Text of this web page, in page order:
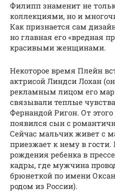
Филипп знаменит не
коллекциями, но и
Как признается сам
но главная его «вредная
красивыми женщинами.
Некоторое время Плейн
актрисой Линдси Лохан
рекламным лицом его
связывали теплые
Фернандой Ригон. От
появился сын с
Сейчас мальчик живет с
приезжает к нему в гости.
рождения ребенка в
кадры, где мужчина
брюнеткой по имени
родом из России).